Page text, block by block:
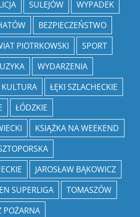
SULEJÓW
WYPADEK
BEZPIECZEŃSTWO
PIOTRKOWSKI
SPORT
WYDARZENIA
KULTURA
ŁĘKI SZLACHECKIE
ŁÓDZKIE
KSIĄŻKA NA WEEKEND
JAROSŁAW BĄKOWICZ
SUPERLIGA
TOMASZÓW
POŻARNA